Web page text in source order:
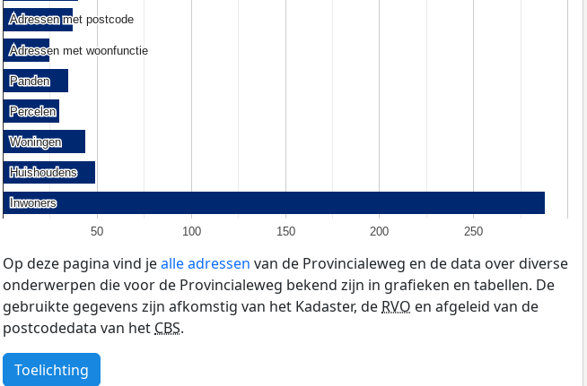
50 100 150 200 250
Adressen met postcode
Adressen met postcode
Adressen met woonfunctie
Adressen met woonfunctie
Panden
Panden
Percelen
Percelen
Woningen
Woningen
Huishoudens
Huishoudens
Inwoners
Inwoners
Op deze pagina vind jealle adressen van de Provincialeweg en de data over diverse
onderwerpen die voor de Provincialeweg bekend zijn in grafieken en tabellen. De
gebruikte gegevens zijn afkomstig van het Kadaster, de RVO en afgeleid van de
postcodedata van het CBS.
Toelichting